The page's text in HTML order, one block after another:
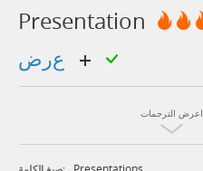
Presentation
اعرض الترجمات